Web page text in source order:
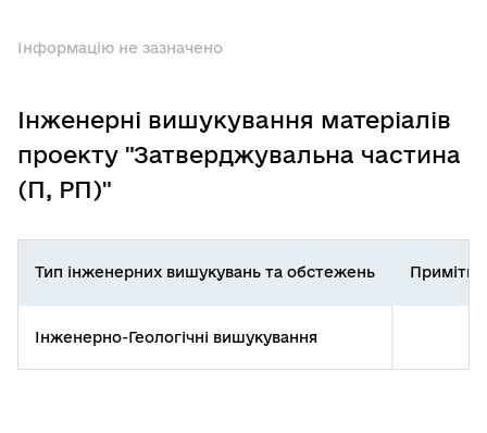
Інформацію не зазначено
Інженерні вишукування матеріалів
проекту "Затверджувальна частина
(П, РП)"
Тип інженерних вишукувань та обстежень Примітка
Інженерно-Геологічні вишукування